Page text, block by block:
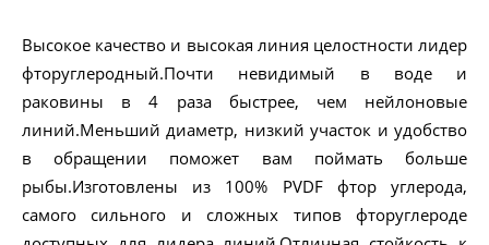
Высокое качество и высокая линия целостности лидер
фторуглеродный.Почти невидимый в воде и
раковины в 4 раза быстрее, чем нейлоновые
линий.Меньший диаметр, низкий участок и удобство
в обращении поможет вам поймать больше
рыбы.Изготовлены из 100% PVDF фтор углерода,
самого сильного и сложных типов фторуглероде